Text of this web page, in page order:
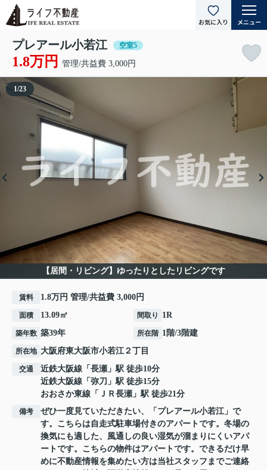
プレアール小若江 空室5
1.8万円 管理/共益費 3,000円
【居間・リビング】ゆったりとしたリビングです
1/23
賃料 1.8万円 管理/共益費 3,000円
面積 13.09㎡ 間取り 1R
築年数 築39年 所在階 1階/3階建
所在地 大阪府東大阪市小若江２丁目
交通 近鉄大阪線 「 長瀬 」駅 徒歩10分
近鉄大阪線 「 弥刀 」駅 徒歩15分
おおさか東線 「 ＪＲ長瀬 」駅 徒歩21分
備考
ぜひ一度見ていただきたい、「プレアール小若江」で
す。こちらは自走式駐車場付きのアパートです。冬場の
換気にも適した、風通しの良い湿気が溜まりにくいアパ
ートです。こちらの物件はアパートです。できるだけ早
めに不動産情報を集めたい方は当社スタッフまでご連絡